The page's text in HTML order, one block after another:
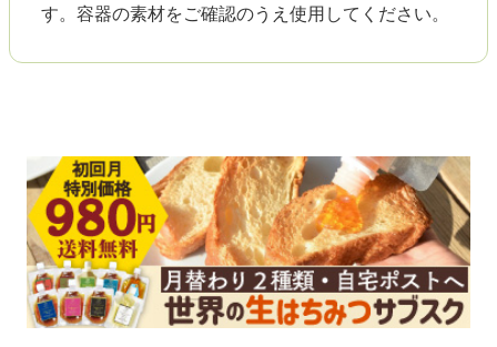
す。容器の素材をご確認のうえ使用してください。